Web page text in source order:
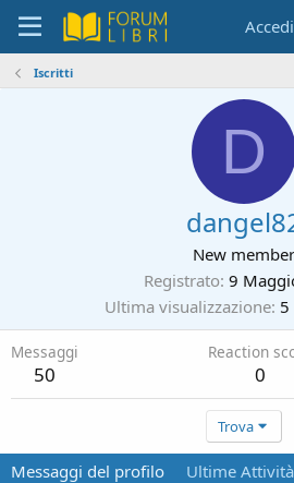
Accedi
Iscritti
D
New member
Registrato 9
Ultima visualizzazione 5
Messaggi
50
Reaction
0
Trova
Messaggi del profilo Ultime Attività